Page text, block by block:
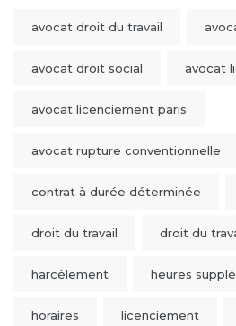
avocat droit du travail
avocat droit social avocat
avocat licenciement paris
avocat rupture conventionnelle
contrat à durée déterminée
droit du travail droit du
harcèlement heures
horaires licenciement